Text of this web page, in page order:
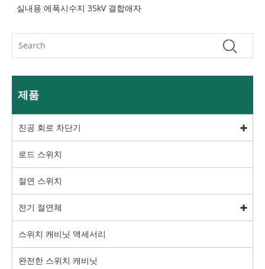
실내용 에폭시수지 35kV 결합애자
제품
진공 회로 차단기
로드 스위치
절연 스위치
전기 절연체
스위치 캐비닛 액세서리
완전한 스위치 캐비닛